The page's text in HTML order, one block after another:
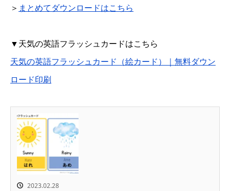
＞ まとめてダウンロードはこちら
▼天気の英語フラッシュカードはこちら
天気の英語フラッシュカード（絵カード）｜無料ダウン
ロード印刷
2023.02.28